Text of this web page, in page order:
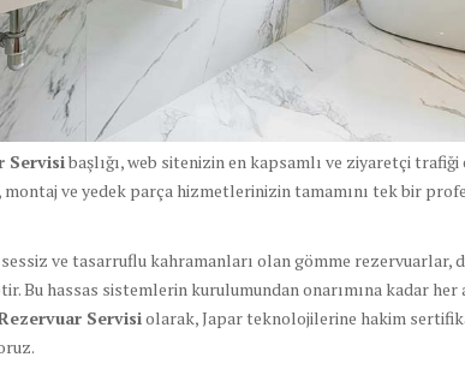
Servisibaşlığı, web sitenizin en kapsamlı ve ziyaretçi trafiği
montaj ve yedek parça hizmetlerinizin tamamını tek bir
ve tasarruflu kahramanları olan gömme rezervuarlar,
Bu hassas sistemlerin kurulumundan onarımına kadar her
Servisiolarak, Japar teknolojilerine hakim